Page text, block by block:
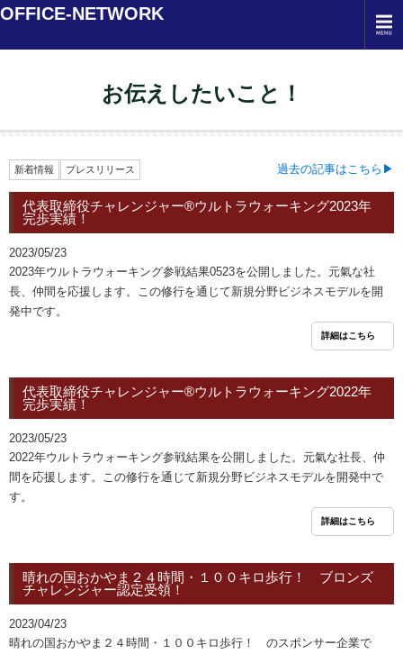
OFFICE-NETWORK
お伝えしたいこと！
過去の記事はこちら
新着情報 プレスリリース
代表取締役チャレンジャー®ウルトラウォーキング2023年
完歩実績！
2023/05/23
2023年ウルトラウォーキング参戦結果0523を公開しました。元氣な社
長、仲間を応援します。この修行を通じて新規分野ビジネスモデルを開
発中です。
詳細はこちら
代表取締役チャレンジャー®ウルトラウォーキング2022年
完歩実績！
2023/05/23
2022年ウルトラウォーキング参戦結果を公開しました。元氣な社長、仲
間を応援します。この修行を通じて新規分野ビジネスモデルを開発中で
す。
詳細はこちら
晴れの国おかやま２４時間・１００キロ歩行！ ブロンズ
チャレンジャー認定受領！
2023/04/23
晴れの国おかやま２４時間・１００キロ歩行！ のスポンサー企業で